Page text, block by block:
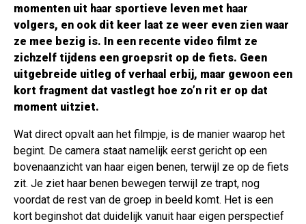
momenten uit haar sportieve leven met haar
volgers, en ook dit keer laat ze weer even zien waar
ze mee bezig is. In een recente video filmt ze
zichzelf tijdens een groepsrit op de fiets. Geen
uitgebreide uitleg of verhaal erbij, maar gewoon een
kort fragment dat vastlegt hoe zo’n rit er op dat
moment uitziet.
Wat direct opvalt aan het filmpje, is de manier waarop het
begint. De camera staat namelijk eerst gericht op een
bovenaanzicht van haar eigen benen, terwijl ze op de fiets
zit. Je ziet haar benen bewegen terwijl ze trapt, nog
voordat de rest van de groep in beeld komt. Het is een
kort beginshot dat duidelijk vanuit haar eigen perspectief